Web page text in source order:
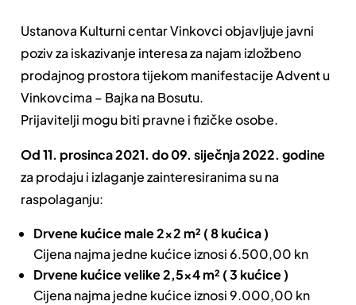
Ustanova Kulturni centar Vinkovci objavljuje javni
poziv za iskazivanje interesa za najam izložbeno
prodajnog prostora tijekom manifestacije Advent u
Vinkovcima – Bajka na Bosutu.
Prijavitelji mogu biti pravne i fizičke osobe.
Od 11. prosinca 2021. do 09. siječnja 2022. godine
za prodaju i izlaganje zainteresiranima su na
raspolaganju:
Drvene kućicemale 2×2 m² ( 8 kućica )
Cijena najma jedne kućice iznosi 6.500,00 kn
Drvene kućice velike 2,5×4 m² ( 3 kućice )
Cijena najma jedne kućice iznosi 9.000,00 kn